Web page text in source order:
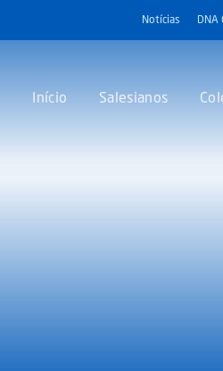
Notícias DNA
Início Salesianos